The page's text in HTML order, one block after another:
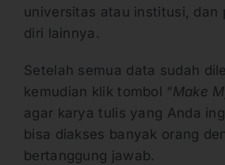
universitas atau institusi, dan
diri lainnya.
Setelah semua data sudah
kemudian klik tombol “Make
agar karya tulis yang Anda
bisa diakses banyak orang
bertanggung jawab.